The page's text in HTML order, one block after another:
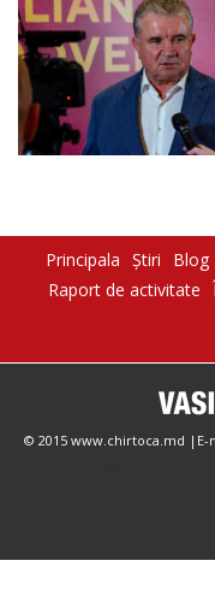
Principala Știri Blog
Raport de activitate
© 2015 www.chirtoca.md |E-